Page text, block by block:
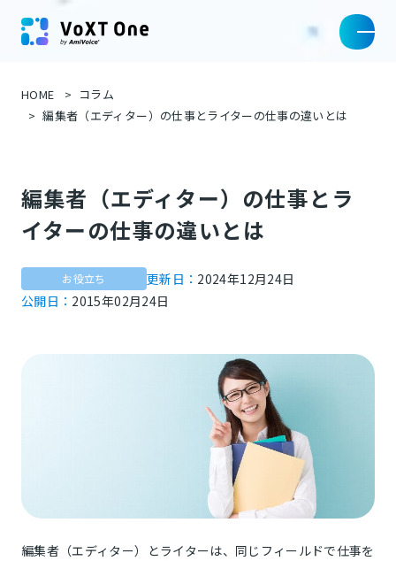
HOME
コラム
編集者（エディター）の仕事とライターの仕事の違いとは
編集者（エディター）の仕事とラ
イターの仕事の違いとは
お役立ち 更新日： 2024年12月24日
公開日： 2015年02月24日
編集者（エディター）とライターは、同じフィールドで仕事を